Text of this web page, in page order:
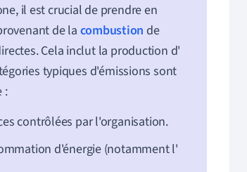
il est crucial de prendre en
de la combustion de
Cela inclut la production d'
typiques d'émissions sont
:
contrôlées par l'organisation.
d'énergie (notamment l'